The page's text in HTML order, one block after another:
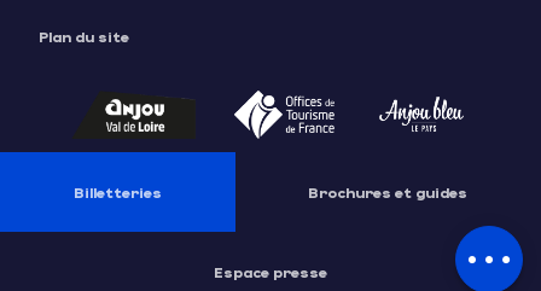
Description
Tarifs
Plan du site
Billetteries Brochures et guides
Espace presse